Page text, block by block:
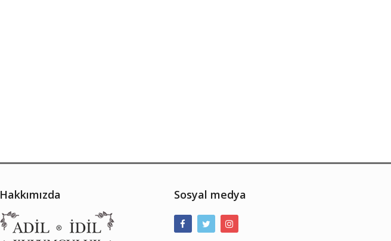
Hakkımızda Sosyal medya